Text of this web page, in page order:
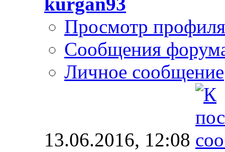
Просмотр профиля
Сообщения
Личное сообщение
13.06.2016, 12:08